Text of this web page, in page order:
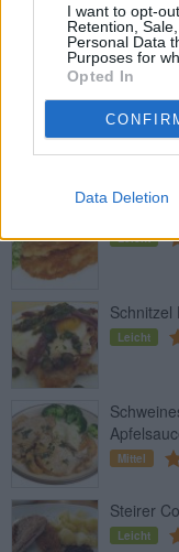
I want to opt-
Retention,
Personal Data
Purposes for
Opted In
Data Deletion
Käse
Leicht
Wiener
Mittel
Leicht
Schnitzel
Leicht
Mittel
Steirer
Leicht